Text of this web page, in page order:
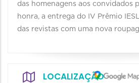
das homenagens aos convidados
honra, a entrega do IV Prêmio
das revistas com uma nova
LOCALIZAÇÃO